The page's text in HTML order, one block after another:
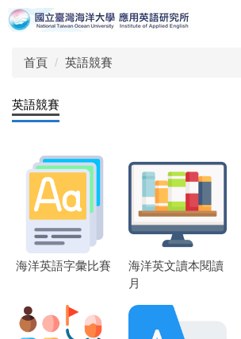
跳
到
容
區
首頁 英語競賽
英語競賽
海洋英語字彙比賽
海洋英文讀本閱讀
月